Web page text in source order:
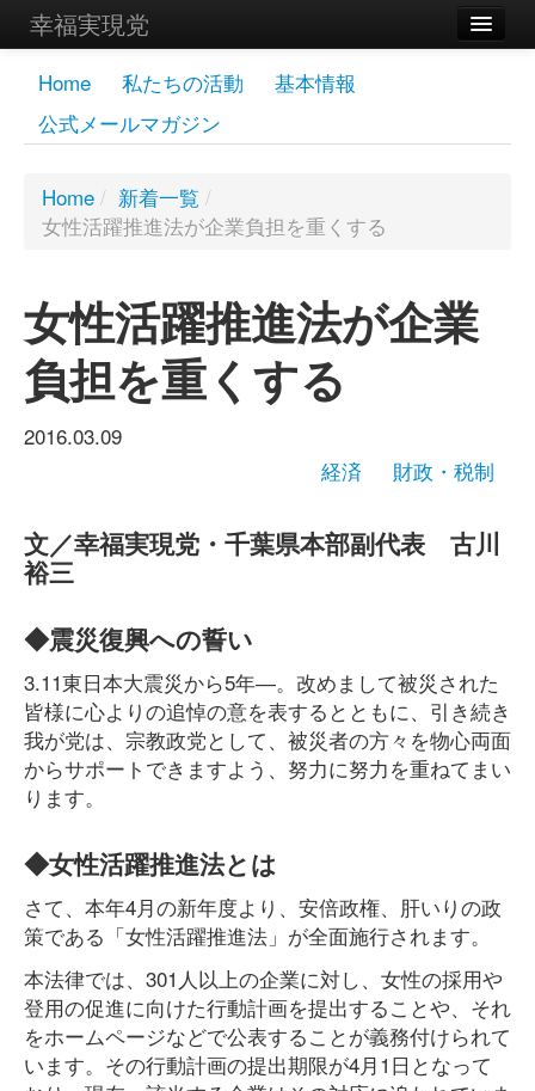
幸福実現党
メンバーズページ
党員
お問い合わせ
Home 私たちの活動
基本情報
公式メールマガジン
Home / 新着一覧 /
女性活躍推進法が企業負担を重くする
女性活躍推進法が企業
負担を重くする
2016.03.09
経済
財政・税制
文／幸福実現党・千葉県本部副代表 古川
裕三
◆震災復興への誓い
3.11東日本大震災から5年―。改めまして被災された
皆様に心よりの追悼の意を表するとともに、引き続き
我が党は、宗教政党として、被災者の方々を物心両面
からサポートできますよう、努力に努力を重ねてまい
ります。
◆女性活躍推進法とは
さて、本年4月の新年度より、安倍政権、肝いりの政
策である「女性活躍推進法」が全面施行されます。
本法律では、301人以上の企業に対し、女性の採用や
登用の促進に向けた行動計画を提出することや、それ
をホームページなどで公表することが義務付けられて
います。その行動計画の提出期限が4月1日となって